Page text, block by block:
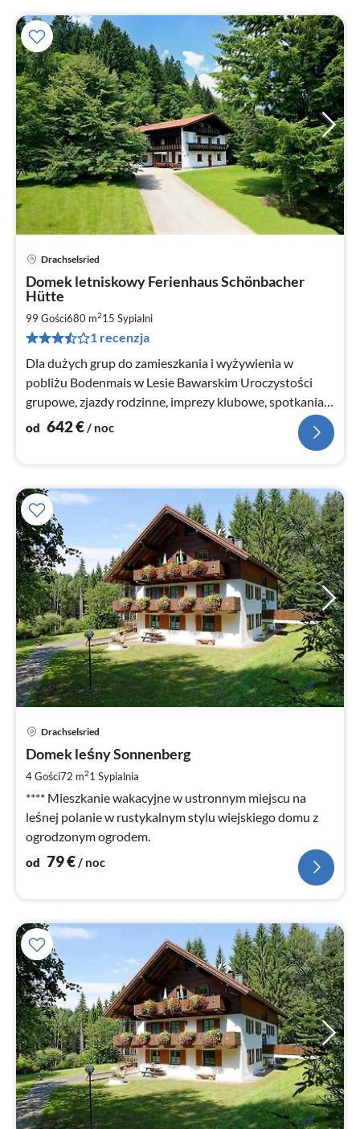
Drachselsried
Domek letniskowy Ferienhaus Schönbacher
Hütte
99 Gości680 m215 Sypialni
1 recenzja
Dla dużych grup do zamieszkania i wyżywienia w
pobliżu Bodenmais w Lesie Bawarskim Uroczystości
grupowe, zjazdy rodzinne, imprezy klubowe, spotkania
firmowe itp. w pobliżu Bodenmais
od 642€/ noc
Drachselsried
Domek leśny Sonnenberg
4 Gości72 m21 Sypialnia
**** Mieszkanie wakacyjne w ustronnym miejscu na
leśnej polanie w rustykalnym stylu wiejskiego domu z
ogrodzonym ogrodem.
od 79€/ noc